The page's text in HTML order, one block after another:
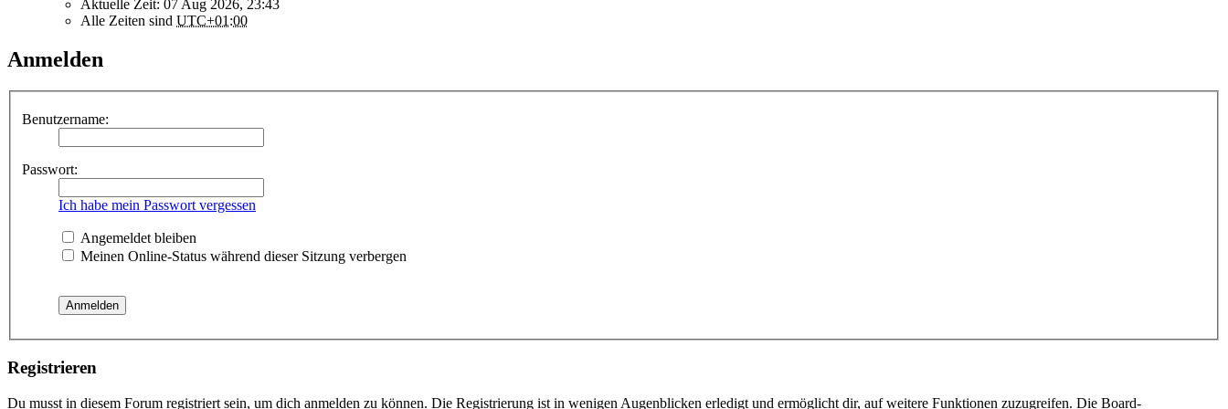
Aktuelle Zeit: 07 Aug 2026, 23:43
Alle Zeiten sind UTC+01:00
Anmelden
Benutzername:
Passwort:
Ich habe mein Passwort vergessen
Angemeldet bleiben
Meinen Online-Status während dieser Sitzung verbergen
Registrieren
Du musst in diesem Forum registriert sein, um dich anmelden zu können. Die Registrierung ist in wenigen Augenblicken erledigt und ermöglicht dir, auf weitere Funktionen zuzugreifen. Die Board-